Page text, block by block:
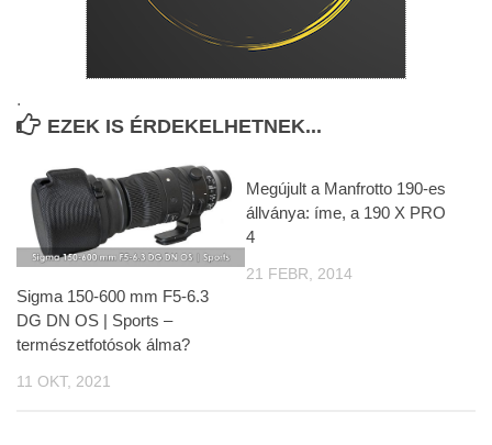
.
EZEK IS ÉRDEKELHETNEK...
Sigma 150-600 mm F5-6.3
DG DN OS | Sports –
természetfotósok álma?
11 OKT, 2021
Megújult a Manfrotto 190-es
állványa: íme, a 190 X PRO
4
21 FEBR, 2014